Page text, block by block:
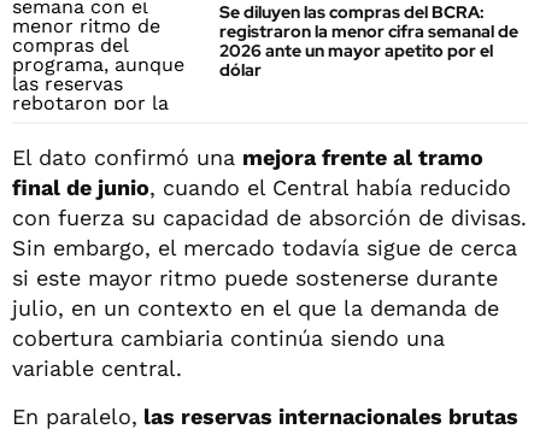
Se diluyen las compras del BCRA:
registraron la menor cifra semanal de
2026 ante un mayor apetito por el
dólar
El dato confirmó una mejora frente al tramo
final de junio, cuando el Central había reducido
con fuerza su capacidad de absorción de divisas.
Sin embargo, el mercado todavía sigue de cerca
si este mayor ritmo puede sostenerse durante
julio, en un contexto en el que la demanda de
cobertura cambiaria continúa siendo una
variable central.
En paralelo, las reservas internacionales brutas